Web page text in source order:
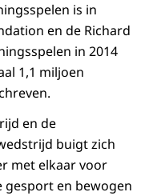
is in
en de Richard
in 2014
1,1 miljoen
en de
buigt zich
met elkaar voor
gesport en bewogen